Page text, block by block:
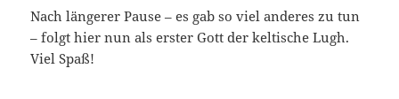
Nach längerer Pause – es gab so viel anderes zu tun
– folgt hier nun als erster Gott der keltische Lugh.
Viel Spaß!